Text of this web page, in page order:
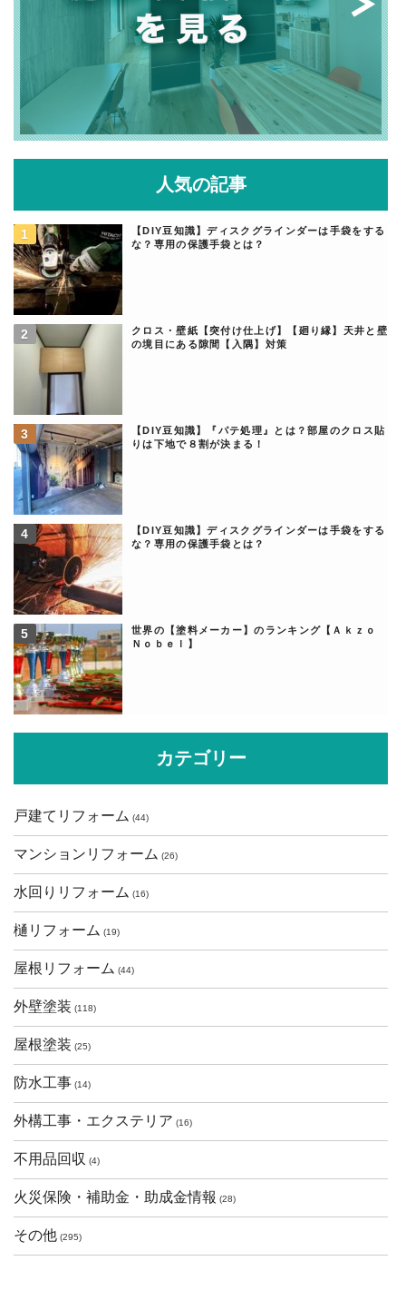
人気の記事
【DIY豆知識】ディスクグラインダーは手袋をする
な？専用の保護手袋とは？
クロス・壁紙【突付け仕上げ】【廻り縁】天井と壁
の境目にある隙間【入隅】対策
【DIY豆知識】『パテ処理』とは？部屋のクロス貼
りは下地で８割が決まる！
【DIY豆知識】ディスクグラインダーは手袋をする
な？専用の保護手袋とは？
世界の【塗料メーカー】のランキング【Ａｋｚｏ
Ｎｏｂｅｌ】
カテゴリー
戸建てリフォーム (44)
マンションリフォーム (26)
水回りリフォーム (16)
樋リフォーム (19)
屋根リフォーム (44)
外壁塗装 (118)
屋根塗装 (25)
防水工事 (14)
外構工事・エクステリア (16)
不用品回収 (4)
火災保険・補助金・助成金情報 (28)
その他 (295)